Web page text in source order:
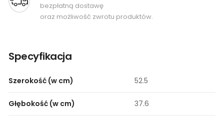
bezpłatną dostawę
oraz możliwość zwrotu produktów.
Specyfikacja
Szerokość (w cm) 52.5
Głębokość (w cm) 37.6